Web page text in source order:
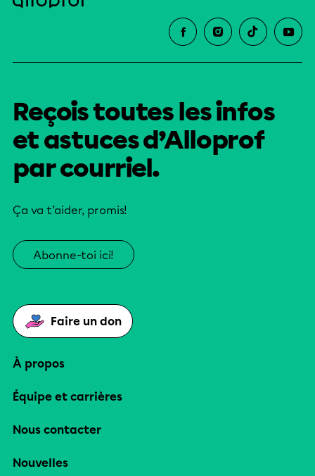
Reçois toutes les infos
et astuces d’Alloprof
par courriel.
Ça va t’aider, promis!
Abonne-toi ici!
Faire un don
À propos
Équipe et carrières
Nous contacter
Nouvelles